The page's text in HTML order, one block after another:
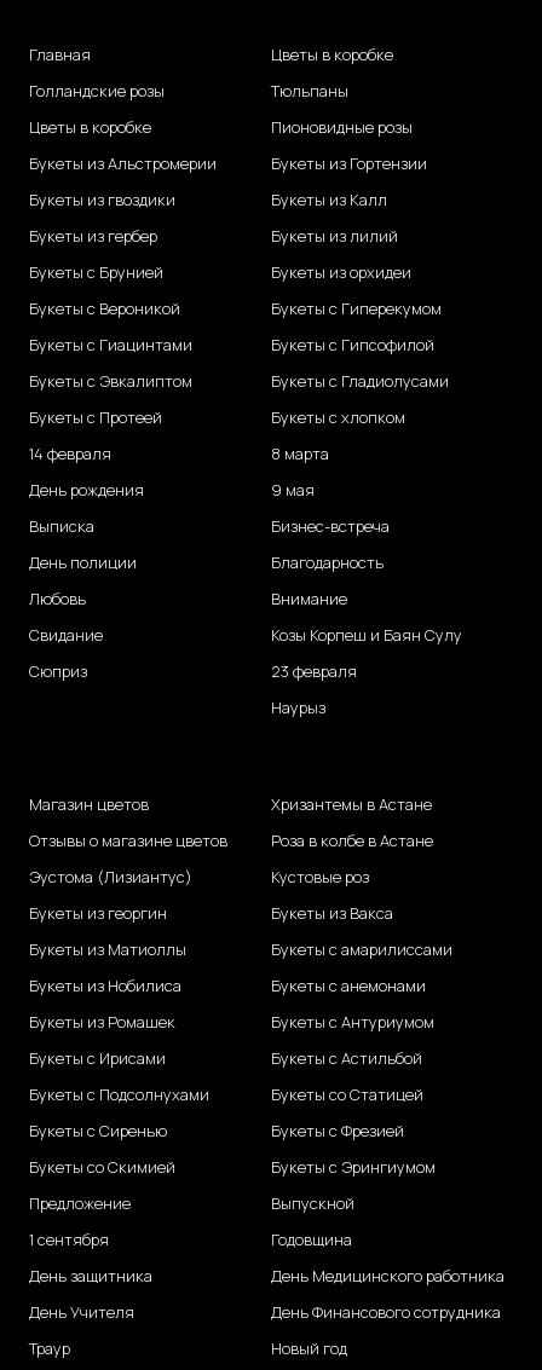
Главная
Голландские розы
Цветы в коробке
Букеты из Альстромерии
Букеты из гвоздики
Букеты из гербер
Букеты с Брунией
Букеты с Вероникой
Букеты с Гиацинтами
Букеты с Эвкалиптом
Букеты с Протеей
14 февраля
День рождения
Выписка
День полиции
Любовь
Свидание
Сюприз
Цветы в коробке
Тюльпаны
Пионовидные розы
Букеты из Гортензии
Букеты из Калл
Букеты из лилий
Букеты из орхидеи
Букеты с Гиперекумом
Букеты с Гипсофилой
Букеты с Гладиолусами
Букеты с хлопком
8 марта
9 мая
Бизнес-встреча
Благодарность
Внимание
Козы Корпеш и Баян Сулу
23 февраля
Наурыз
Магазин цветов
Отзывы о магазине цветов
Эустома (Лизиантус)
Букеты из георгин
Букеты из Матиоллы
Букеты из Нобилиса
Букеты из Ромашек
Букеты с Ирисами
Букеты с Подсолнухами
Букеты с Сиренью
Букеты со Скимией
Предложение
1 сентября
День защитника
День Учителя
Траур
Хризантемы в Астане
Роза в колбе в Астане
Кустовые роз
Букеты из Вакса
Букеты с амарилиссами
Букеты с анемонами
Букеты с Антуриумом
Букеты с Астильбой
Букеты со Статицей
Букеты с Фрезией
Букеты с Эрингиумом
Выпускной
Годовщина
День Медицинского работника
День Финансового сотрудника
Новый год